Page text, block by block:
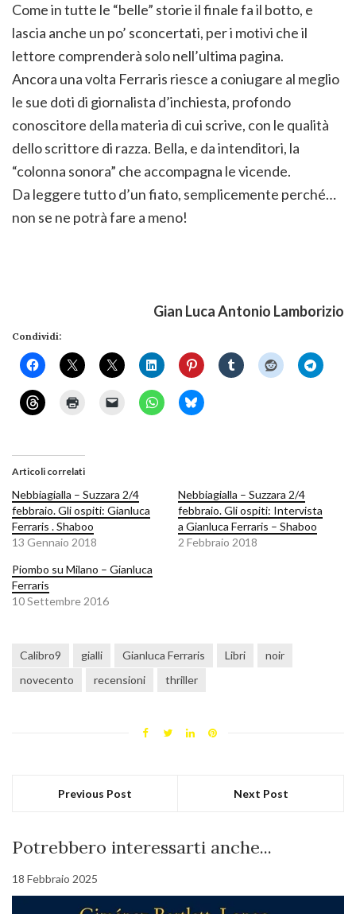
Come in tutte le “belle” storie il finale fa il botto, e
lascia anche un po’ sconcertati, per i motivi che il
lettore comprenderà solo nell’ultima pagina.
Ancora una volta Ferraris riesce a coniugare al meglio
le sue doti di giornalista d’inchiesta, profondo
conoscitore della materia di cui scrive, con le qualità
dello scrittore di razza. Bella, e da intenditori, la
“colonna sonora” che accompagna le vicende.
Da leggere tutto d’un fiato, semplicemente perché…
non se ne potrà fare a meno!
Gian Luca Antonio Lamborizio
Condividi:
Articoli correlati
Nebbiagialla – Suzzara 2/4
febbraio. Gli ospiti: Gianluca
Ferraris . Shaboo
13 Gennaio 2018
Nebbiagialla – Suzzara 2/4
febbraio. Gli ospiti: Intervista
a Gianluca Ferraris – Shaboo
2 Febbraio 2018
Piombo su Milano – Gianluca
Ferraris
10 Settembre 2016
Calibro9 gialli Gianluca Ferraris Libri
noir
novecento
recensioni thriller
Previous Post Next Post
Potrebbero interessarti anche...
18 Febbraio 2025